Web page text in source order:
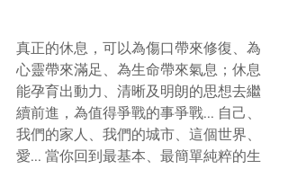
真正的休息，可以為傷口帶來修復、為
心靈帶來滿足、為生命帶來氣息；休息
能孕育出動力、清晰及明朗的思想去繼
續前進，為值得爭戰的事爭戰... 自己、
我們的家人、我們的城市、這個世界、
愛... 當你回到最基本、最簡單純粹的生